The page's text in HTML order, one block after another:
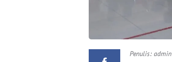
Penulis:admin